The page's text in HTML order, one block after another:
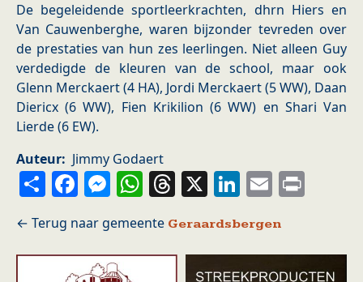
De begeleidende sportleerkrachten, dhrn Hiers en
Van Cauwenberghe, waren bijzonder tevreden over
de prestaties van hun zes leerlingen. Niet alleen Guy
verdedigde de kleuren van de school, maar ook
Glenn Merckaert (4 HA), Jordi Merckaert (5 WW), Daan
Diericx (6 WW), Fien Krikilion (6 WW) en Shari Van
Lierde (6 EW).
Auteur
Jimmy Godaert
ShareFacebook
Messenger
WhatsApp
Threads
X LinkedIn
Email
Geraardsbergen